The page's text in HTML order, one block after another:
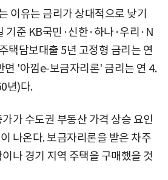
이유는 금리가 상대적으로 낮기
기준 KB국민·신한·하나·우리·N
택담보대출 5년 고정형 금리는 연
면 '아낌e-보금자리론' 금리는 연 4.
년)다.
가 수도권 부동산 가격 상승 요인
나온다. 보금자리론을 받은 차주
나 경기 지역 주택을 구매했을 것